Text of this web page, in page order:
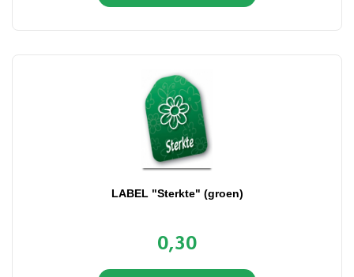
LABEL "Sterkte" (groen)
0,30